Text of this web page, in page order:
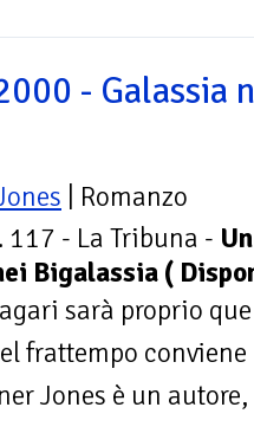
- Galassia
| Romanzo
117 - La Tribuna -
Bigalassia (
sarà proprio
frattempo
Jones è un